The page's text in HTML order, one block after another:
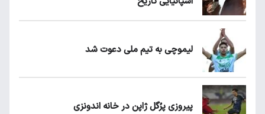
لیموچی به تیم ملی دعوت شد
پیروزی پرُگل ژاپن در خانه اندونزی